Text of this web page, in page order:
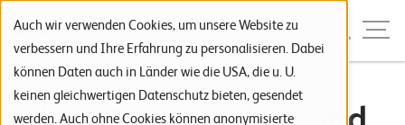
Auch wir verwenden Cookies, um unsere Website zu
verbessern und Ihre Erfahrung zu personalisieren. Dabei
können Daten auch in Länder wie die USA, die u. U.
keinen gleichwertigen Datenschutz bieten, gesendet
werden. Auch ohne Cookies können anonymisierte
Zur Navigation
Zur Suche
Zum Inhalt
Menu
S